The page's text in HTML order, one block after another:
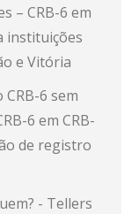
– CRB-6 em
instituições
e Vitória
6 sem
6 em CRB-
de registro
- Tellers